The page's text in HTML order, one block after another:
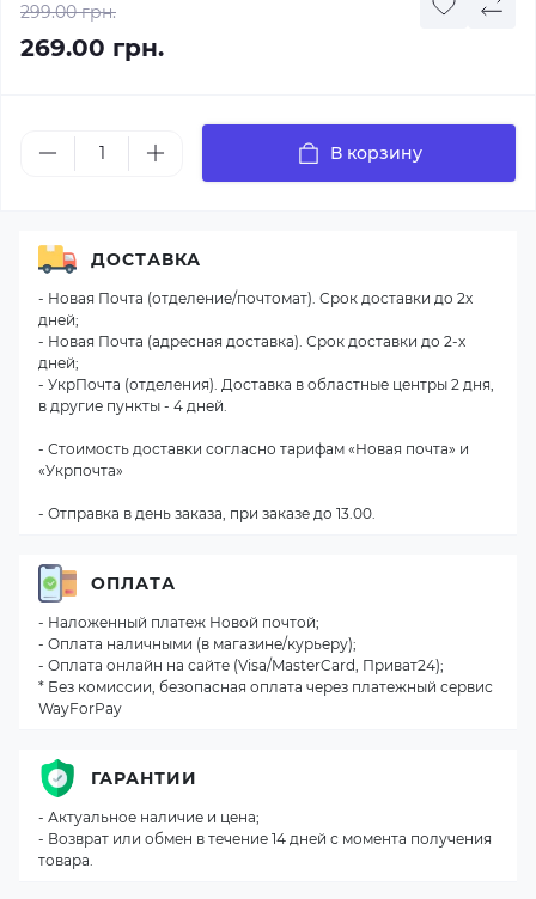
299.00 грн.
269.00 грн.
В корзину
ДОСТАВКА
- Новая Почта (отделение/почтомат). Срок доставки до 2х
дней;
- Новая Почта (адресная доставка). Срок доставки до 2-х
дней;
- УкрПочта (отделения). Доставка в областные центры 2 дня,
в другие пункты - 4 дней.
- Стоимость доставки согласно тарифам «Новая почта» и
«Укрпочта»
- Отправка в день заказа, при заказе до 13.00.
ОПЛАТА
- Наложенный платеж Новой почтой;
- Оплата наличными (в магазине/курьеру);
- Оплата онлайн на сайте (Visa/MasterCard, Приват24);
* Без комиссии, безопасная оплата через платежный сервис
WayForPay
ГАРАНТИИ
- Актуальное наличие и цена;
- Возврат или обмен в течение 14 дней с момента получения
товара.